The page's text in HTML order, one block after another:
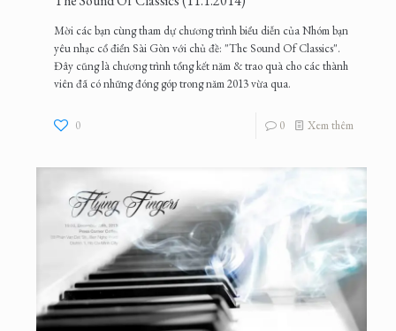
Mời các bạn cùng tham dự chương trình biểu diễn của Nhóm bạn
yêu nhạc cổ điển Sài Gòn với chủ đề: "The Sound Of Classics".
Đây cũng là chương trình tổng kết năm & trao quà cho các thành
viên đã có những đóng góp trong năm 2013 vừa qua.
0 0 Xem thêm